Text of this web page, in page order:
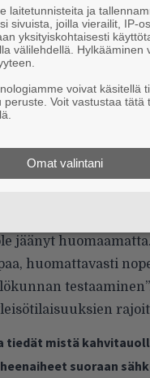
jäänyt
huomattavasti
tiedät mistä
suoraan
laitetunnisteita ja
sivuista, joilla vierailit, IP-
yksityiskohtaisesti
välilehdellä. Hylkääminen
voivat käsitellä
peruste. Voit vastustaa
Omat valintani